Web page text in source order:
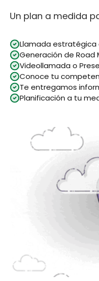
Un plan a medida
Llamada estratégica
Generación de Road
Videollamada o
Conoce tu
Te entregamos
Planificación a tu